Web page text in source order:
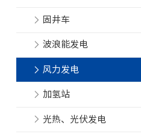
固井车
波浪能发电
风力发电
加氢站
光热、光伏发电